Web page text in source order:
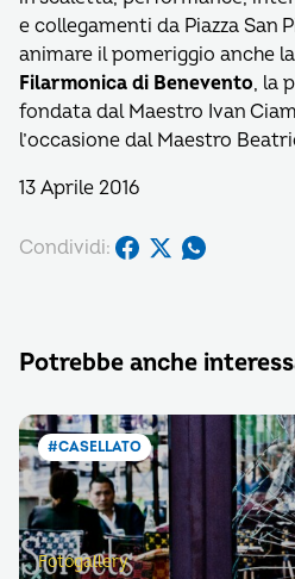
e collegamenti da Piazza San
animare il pomeriggio anche
Filarmonica di Benevento, la
fondata dal Maestro Ivan
l’occasione dal Maestro
13 Aprile 2016
Condividi:
Potrebbe anche
#CASELLATO
Fotogallery